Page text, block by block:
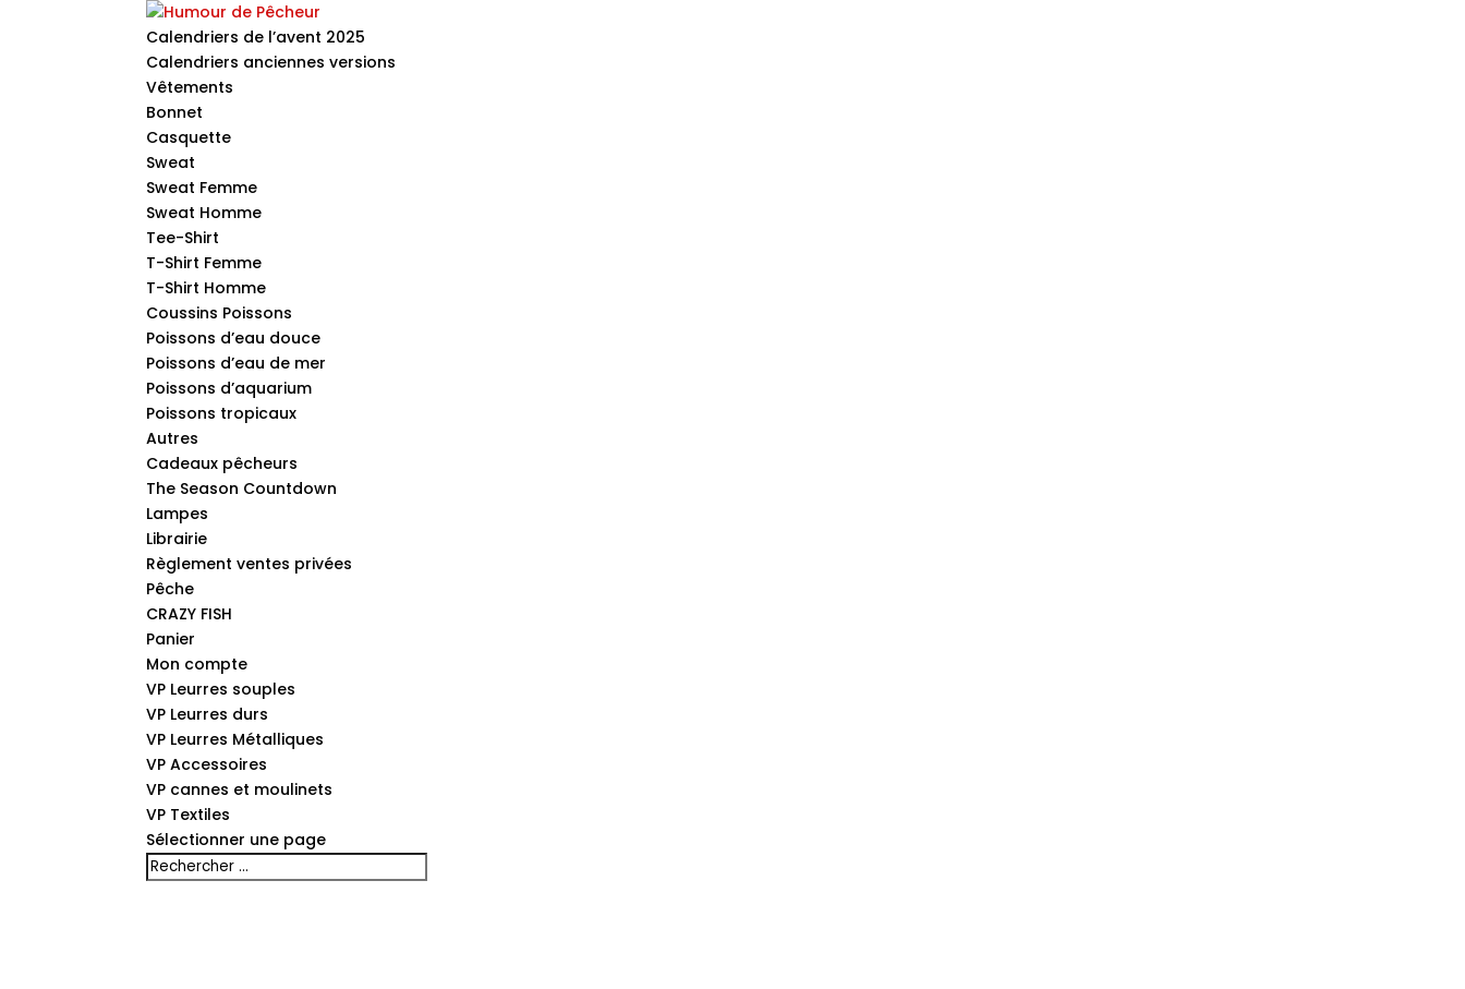
Calendriers de l’avent 2025
Calendriers anciennes versions
Vêtements
Bonnet
Casquette
Sweat
Sweat Femme
Sweat Homme
Tee-Shirt
T-Shirt Femme
T-Shirt Homme
Coussins Poissons
Poissons d’eau douce
Poissons d’eau de mer
Poissons d’aquarium
Poissons tropicaux
Autres
Cadeaux pêcheurs
The Season Countdown
Lampes
Librairie
Règlement ventes privées
Pêche
CRAZY FISH
Panier
Mon compte
VP Leurres souples
VP Leurres durs
VP Leurres Métalliques
VP Accessoires
VP cannes et moulinets
VP Textiles
Sélectionner une page